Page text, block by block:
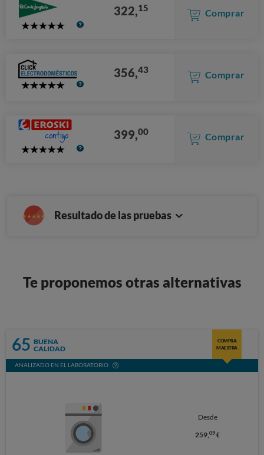
5
322,15 Comprar
5
356,43 Comprar
5
399,00 Comprar
Resultado de las pruebas
Te proponemos otras alternativas
65 BUENA
CALIDAD
COMPRA
MAESTRA
ANALIZADO EN EL LABORATORIO
Desde
259,09 €